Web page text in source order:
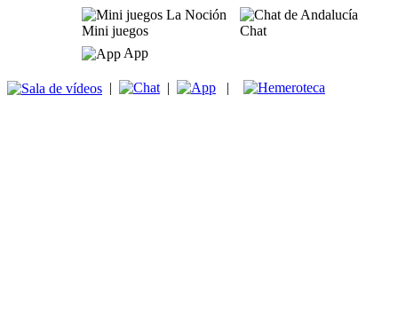
Mini juegos
Chat
App
| | |